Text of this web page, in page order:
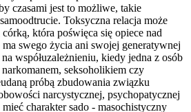
czasami jest to możliwe, takie
Toksyczna relacja może
która poświęca się opiece nad
swego życia ani swojej generatywnej
współuzależnieniu, kiedy jedna z osób
seksoholikiem czy
próbą zbudowania związku
narcystycznej, psychopatycznej
charakter sado - masochistyczny